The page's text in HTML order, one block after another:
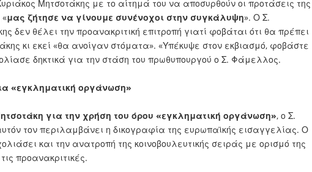
Μητσοτάκης με το αίτημά του να αποσυρθούν οι προτάσεις της
«μας ζήτησε να γίνουμε συνένοχοι στην συγκάλυψη». Ο Σ.
δεν θέλει την προανακριτική επιτροπή γιατί φοβάται ότι θα πρέπει
κι εκεί «θα ανοίγαν στόματα». «Υπέκυψε στον εκβιασμό, φοβάστε
δηκτικά για την στάση του πρωθυπουργού ο Σ. Φάμελλος.
«εγκληματική οργάνωση»
για την χρήση του όρου «εγκληματική οργάνωση», ο Σ.
τον περιλαμβάνει η δικογραφία της ευρωπαϊκής εισαγγελίας. Ο
και την ανατροπή της κοινοβουλευτικής σειράς με ορισμό της
προανακριτικές.